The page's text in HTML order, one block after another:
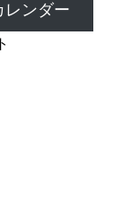
レンダー